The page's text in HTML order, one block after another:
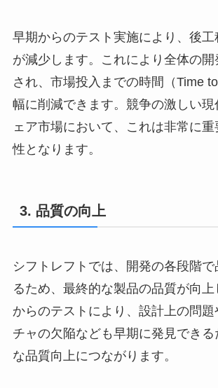
早期からのテスト実施により、後工
が減少します。これにより全体の
され、市場投入までの時間（Time
幅に削減できます。競争の激しい現
ェア市場において、これは非常に
性となります。
3. 品質の向上
シフトレフトでは、開発の各段階
るため、最終的な製品の品質が向
からのテストにより、設計上の問題
チャの欠陥なども早期に発見でき
な品質向上につながります。